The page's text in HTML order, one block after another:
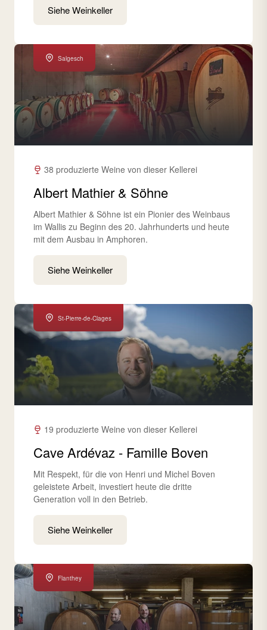
Siehe Weinkeller
Salgesch
38 produzierte Weine von dieser Kellerei
Albert Mathier & Söhne
Albert Mathier & Söhne ist ein Pionier des Weinbaus
im Wallis zu Beginn des 20. Jahrhunderts und heute
mit dem Ausbau in Amphoren.
Siehe Weinkeller
St-Pierre-de-Clages
19 produzierte Weine von dieser Kellerei
Cave Ardévaz - Famille Boven
Mit Respekt, für die von Henri und Michel Boven
geleistete Arbeit, investiert heute die dritte
Generation voll in den Betrieb.
Siehe Weinkeller
Flanthey